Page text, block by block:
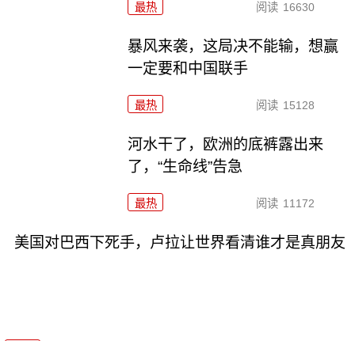
最热 阅读 16630
暴风来袭，这局决不能输，想赢
一定要和中国联手
最热 阅读 15128
河水干了，欧洲的底裤露出来
了，“生命线”告急
最热 阅读 11172
美国对巴西下死手，卢拉让世界看清谁才是真朋友